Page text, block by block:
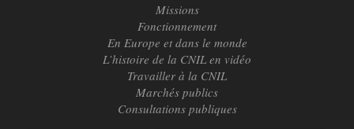
Missions
Fonctionnement
En Europe et dans le monde
L’histoire de la CNIL en vidéo
Travailler à la CNIL
Marchés publics
Consultations publiques